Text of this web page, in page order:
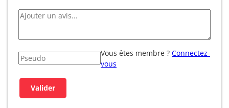
Vous êtes membre ? Connectez-
vous